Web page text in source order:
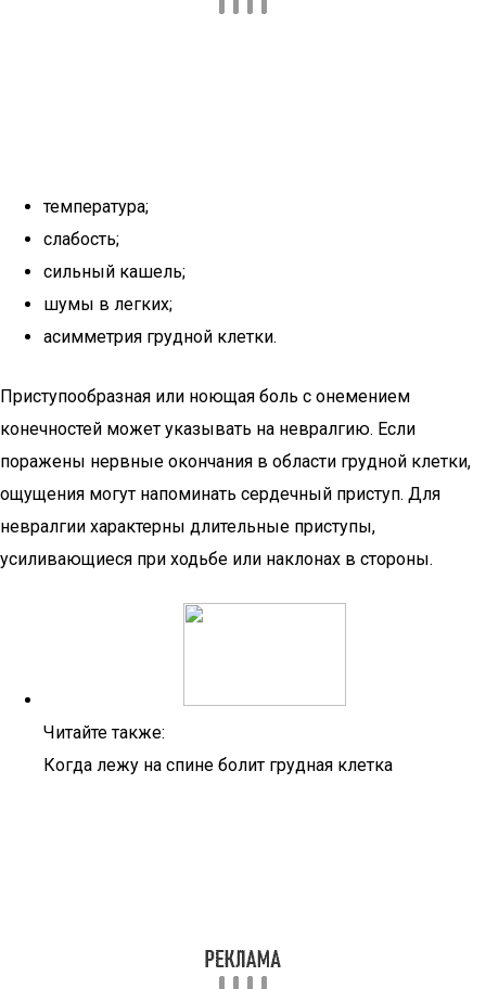
температура;
слабость;
сильный кашель;
шумы в легких;
асимметрия грудной клетки.
Приступообразная или ноющая боль с онемением
конечностей может указывать на невралгию. Если
поражены нервные окончания в области грудной клетки,
ощущения могут напоминать сердечный приступ. Для
невралгии характерны длительные приступы,
усиливающиеся при ходьбе или наклонах в стороны.
Читайте также:
Когда лежу на спине болит грудная клетка